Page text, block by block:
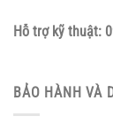
Hỗ trợ kỹ thuật:
BẢO HÀNH VÀ